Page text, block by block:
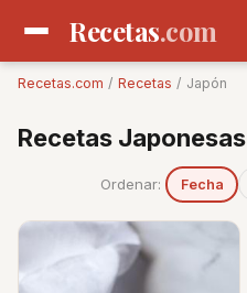
Recetas.com
Recetas.com / Recetas / Japón
Recetas Japonesas
Ordenar: Fecha